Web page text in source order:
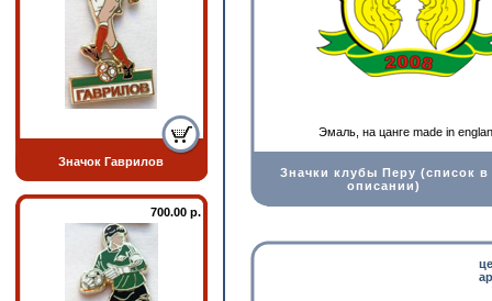
Значок Гаврилов
700.00 р.
Эмаль, на цанге made in
Значки клубы Перу (список в
описании)